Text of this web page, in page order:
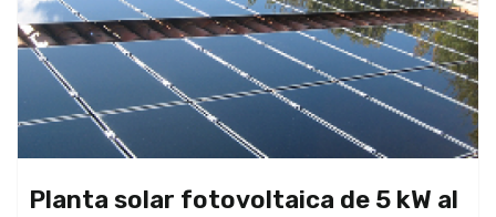
Planta solar fotovoltaica de 5 kW al